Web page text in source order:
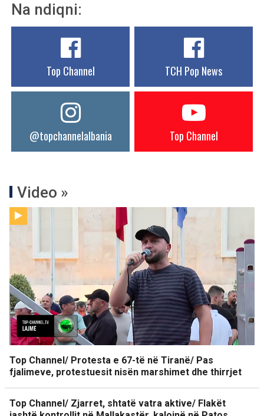
Na ndiqni:
Top Channel TCH Pop News
@topchannelalbania Top Channel
Video »
Top Channel/ Protesta e 67-të në Tiranë/ Pas
fjalimeve, protestuesit nisën marshimet dhe thirrjet
Top Channel/ Zjarret, shtatë vatra aktive/ Flakët